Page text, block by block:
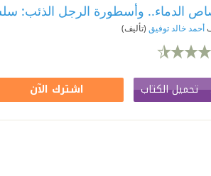
اشترك الآن
الدماء.. وأسطورة الرجل الذئب:
أحمد خالد توفيق (تأليف)
تحميل الكتاب اشترك الآن